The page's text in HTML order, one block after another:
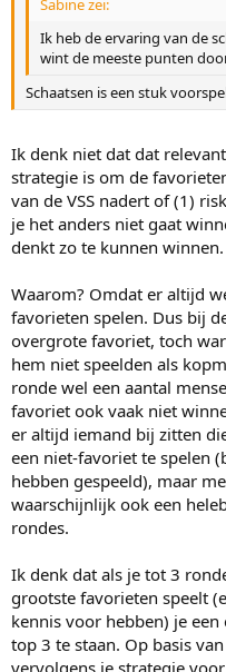
Ik heb de ervaring van de
wint de meeste punten
Schaatsen is een stuk
Ik denk niet dat dat
strategie is om de
van de VSS nadert of (1)
je het anders niet gaat
denkt zo te kunnen winnen.
Waarom? Omdat er altijd
favorieten spelen. Dus bij
overgrote favoriet, toch
hem niet speelden als
ronde wel een aantal
favoriet ook vaak niet
er altijd iemand bij zitten
een niet-favoriet te spelen
hebben gespeeld), maar
waarschijnlijk ook een
rondes.
Ik denk dat als je tot 3
grootste favorieten speelt
kennis voor hebben) je
top 3 te staan. Op basis
vervolgens je strategie